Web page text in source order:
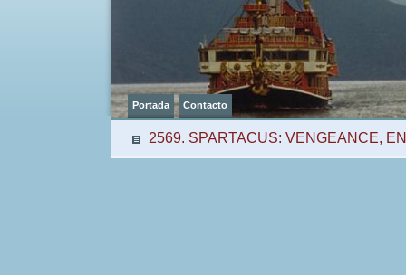
Portada Contacto
2569. SPARTACUS: VENGEANCE,